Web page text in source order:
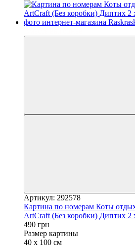
Артикул: 292578
Картина по номерам Коты
ArtCraft (Без коробки) Диптих 2
490 грн
Размер картины
40 х 100 см